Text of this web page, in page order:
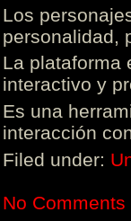
Los
personalidad,
La plataforma
interactivo y
Es una
interacción
Filed under:
No Comments